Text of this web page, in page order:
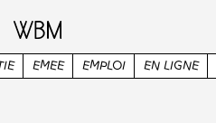
EN LIGNE ESNS ESPAGNE